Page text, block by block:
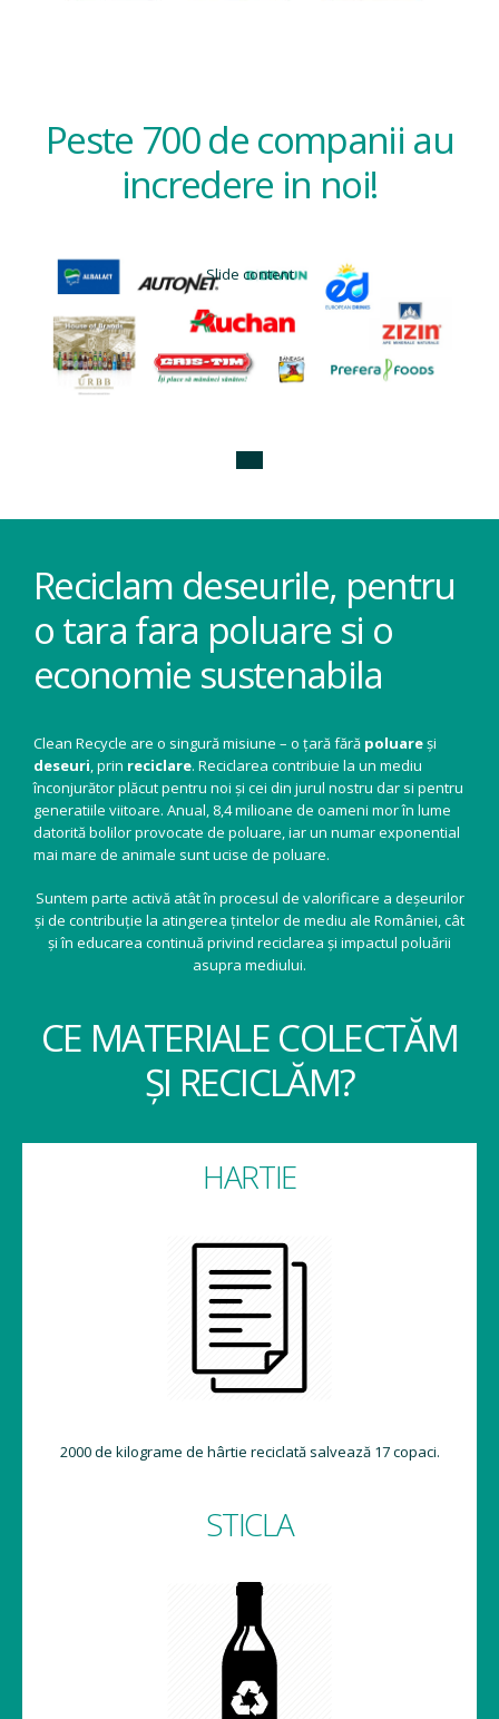
Peste 700 de companii au
incredere in noi!
Slide content
Reciclam deseurile, pentru
o tara fara poluare si o
economie sustenabila
Clean Recycle are o singură misiune – o țară fără poluareși
deseuri, prin reciclare. Reciclarea contribuie la un mediu
înconjurător plăcut pentru noi și cei din jurul nostru dar si pentru
generatiile viitoare. Anual, 8,4 milioane de oameni mor în lume
datorită bolilor provocate de poluare, iar un numar exponential
mai mare de animale sunt ucise de poluare.
Suntem parte activă atât în procesul de valorificare a deșeurilor
și de contribuție la atingerea țintelor de mediu ale României, cât
și în educarea continuă privind reciclarea și impactul poluării
asupra mediului.
CE MATERIALE COLECTĂM
ȘI RECICLĂM?
HARTIE
2000 de kilograme de hârtie reciclată salvează 17 copaci.
STICLA